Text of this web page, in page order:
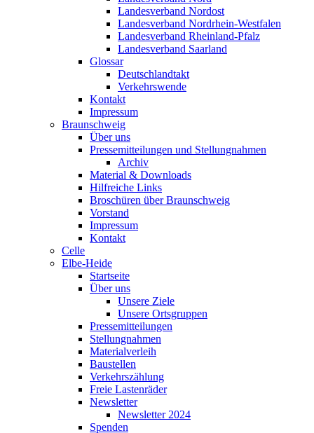
Landesverband Nordost
Landesverband Nordrhein-Westfalen
Landesverband Rheinland-Pfalz
Landesverband Saarland
Glossar
Deutschlandtakt
Verkehrswende
Kontakt
Impressum
Braunschweig
Über uns
Pressemitteilungen und Stellungnahmen
Archiv
Material & Downloads
Hilfreiche Links
Broschüren über Braunschweig
Vorstand
Impressum
Kontakt
Celle
Elbe-Heide
Startseite
Über uns
Unsere Ziele
Unsere Ortsgruppen
Pressemitteilungen
Stellungnahmen
Materialverleih
Baustellen
Verkehrszählung
Freie Lastenräder
Newsletter
Newsletter 2024
Spenden